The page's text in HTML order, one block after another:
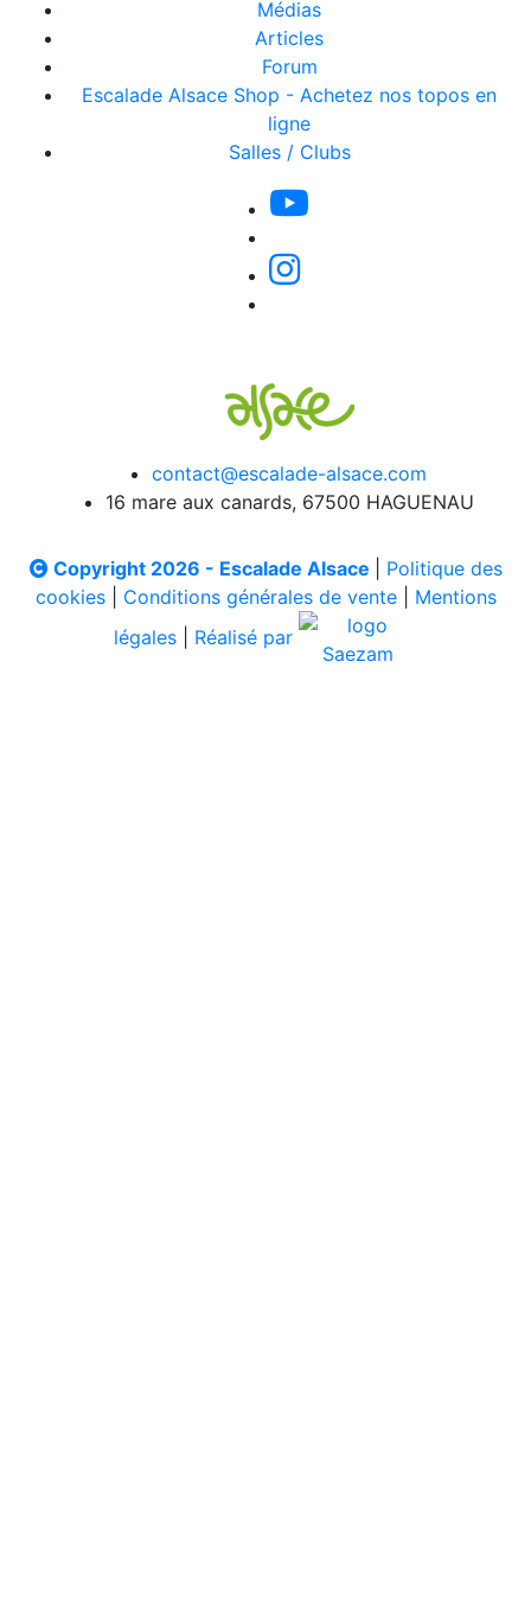
Médias
Articles
Forum
Escalade Alsace Shop - Achetez nos topos en
ligne
Salles / Clubs
contact@escalade-alsace.com
16 mare aux canards, 67500 HAGUENAU
Copyright 2026 - Escalade Alsace
Politique des
cookies| Conditions générales de vente| Mentions
légales
Réalisé par